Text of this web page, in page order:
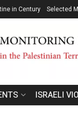
in Century Selected
ISRAELI